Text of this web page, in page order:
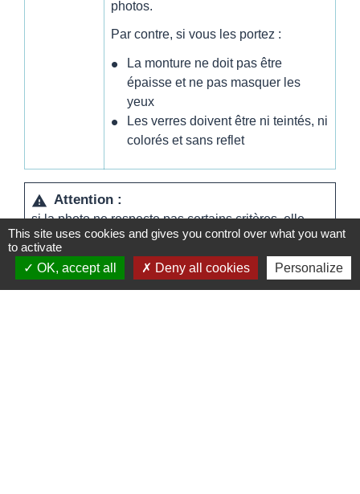
photos.
Par contre, si vous les portez :
La monture ne doit pas être
épaisse et ne pas masquer les
yeux
Les verres doivent être ni teintés, ni
colorés et sans reflet
warning Attention :
si la photo ne respecte pas certains critères, elle
sera rejetée et le titre d'identité ne sera pas délivré.
This site uses cookies and gives you control over what you want
to activate
OK, accept all
Deny all cookies Personalize